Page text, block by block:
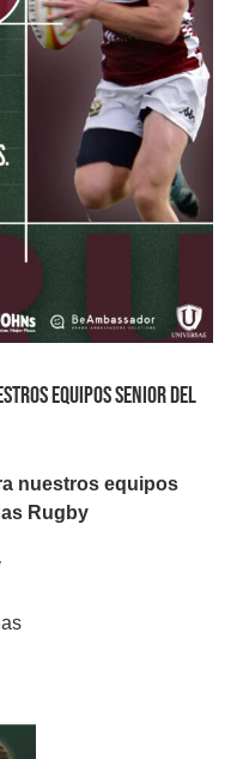
equipos senior del
nuestros equipos
Rugby